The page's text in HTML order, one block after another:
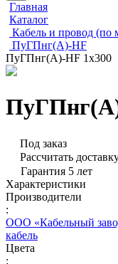
Главная
Каталог
Кабель и провод (по
ПуГПнг(А)-HF
ПуГПнг(А)-HF 1х300
Под заказ
Рассчитать
Гарантия 5 лет
Характеристики
Производители
:
ООО «Кабельный
кабель
Цвета
: